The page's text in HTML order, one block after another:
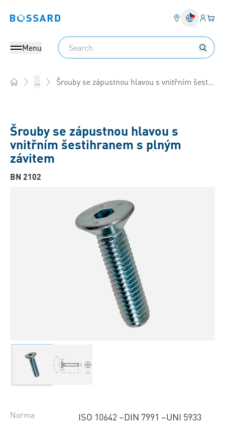
Bossard homepage Váš
Menu
Search
... Šrouby se zápustnou hlavou s vnitřním šestihranem s plným závitem
Šrouby se zápustnou hlavou s
vnitřním šestihranem s plným
závitem
BN 2102
Norma ISO 10642 ~DIN 7991 ~UNI 5933